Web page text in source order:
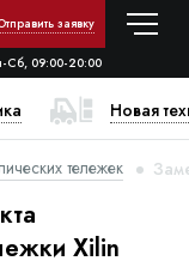
заявку
Сб, 09:00-20:00
Новая
тележек
Xilin